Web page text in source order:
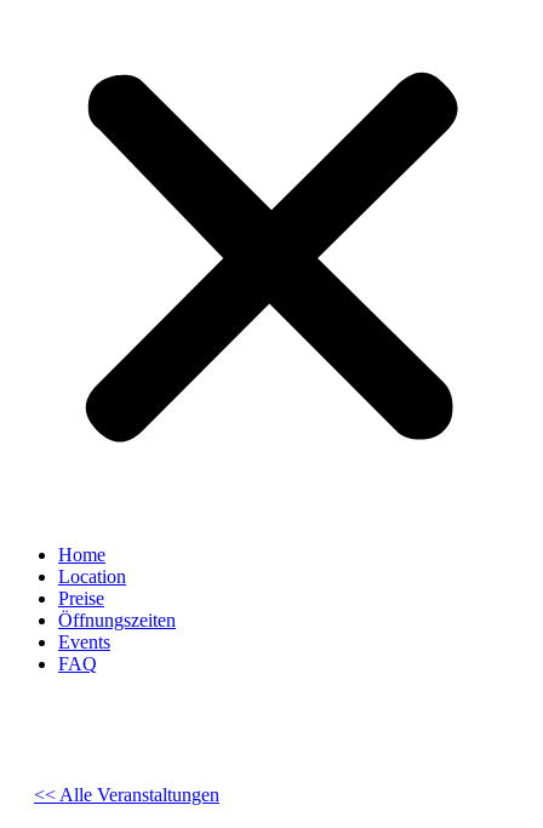
Home
Location
Preise
Öffnungszeiten
Events
FAQ
<< Alle Veranstaltungen